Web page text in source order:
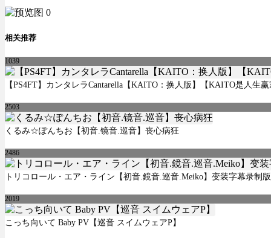
相关推荐
1039
【PS4FT】カンタレラCantarella【KAITO：换人版】【KAITO是人生
2503
くるみ☆ぽんちお【初音.镜音.巡音】丧心病狂
2486
トリコロール・エア・ライン【初音.鏡音.巡音.Meiko】变装字幕录制版
2019
こっち向いて Baby PV【巡音 スイムウェアP】